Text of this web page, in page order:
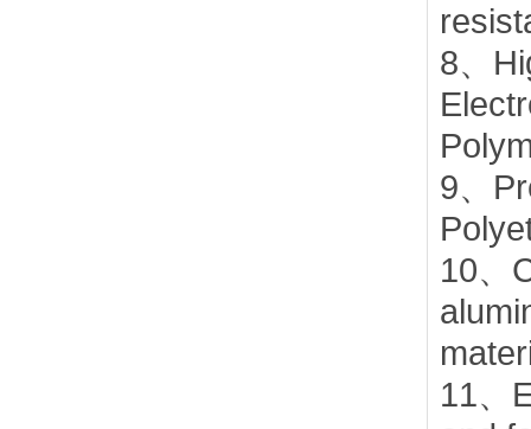
8、
9、
10、
11、